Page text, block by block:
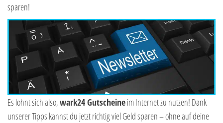
sparen!
Es lohnt sich also,wark24 Gutscheineim Internet zu nutzen! Dank
unserer Tipps kannst du jetzt richtig viel Geld sparen – ohne auf deine